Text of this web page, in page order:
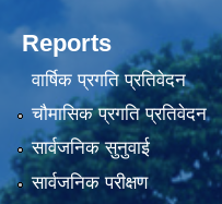
Reports
वार्षिक प्रगति प्रतिवेदन
चौमासिक प्रगति प्रतिवेदन
सार्वजनिक सुनुवाई
सार्वजनिक परीक्षण